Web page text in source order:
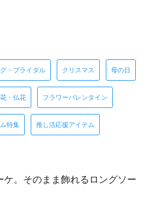
・ブライダル クリスマス 母の日
・仏花 フラワーバレンタイン
特集 推し活応援アイテム
。そのまま飾れるロングソー